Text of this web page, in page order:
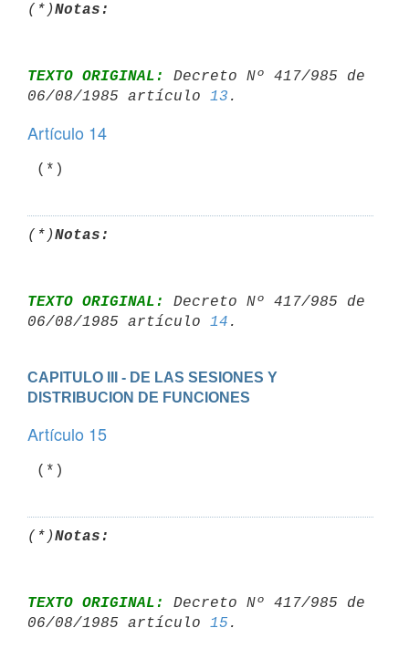
(*)Notas:
TEXTO ORIGINAL:
Decreto Nº 417/985 de
06/08/1985 artículo 13
Artículo 14
(*)
(*)Notas:
TEXTO ORIGINAL:
Decreto Nº 417/985 de
06/08/1985 artículo 14
CAPITULO III - DE LAS SESIONES Y
DISTRIBUCION DE FUNCIONES
Artículo 15
(*)
(*)Notas:
TEXTO ORIGINAL:
Decreto Nº 417/985 de
06/08/1985 artículo 15